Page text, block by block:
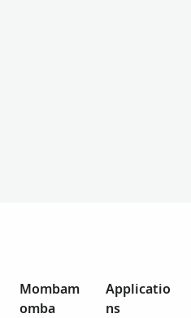
Mombam
omba
Applicatio
ns